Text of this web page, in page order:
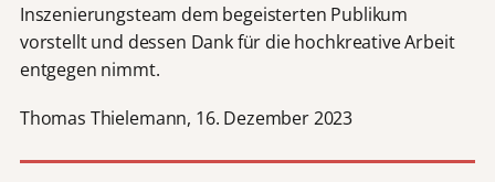
Inszenierungsteam dem begeisterten Publikum
vorstellt und dessen Dank für die hochkreative Arbeit
entgegen nimmt.
Thomas Thielemann, 16. Dezember 2023